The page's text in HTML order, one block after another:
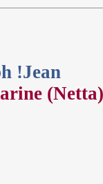
!Jean
(Netta)